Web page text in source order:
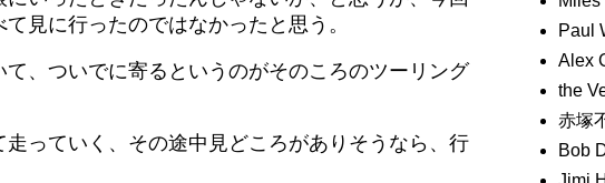
見に行ったのではなかったと思う。
、ついでに寄るというのがそのころのツーリング
っていく、その途中見どころがありそうなら、行
Paul
Alex
the
赤塚
Bob